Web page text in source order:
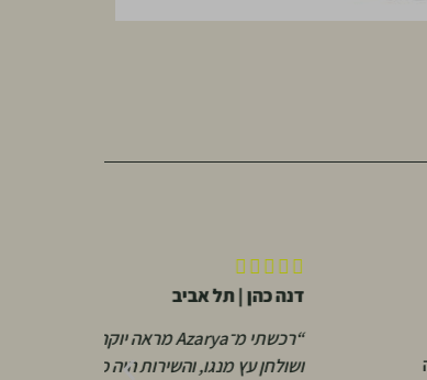


דנה כהן | תל אביב
“רכשתי מ־Azarya מראה יוקרתית
ושולחן עץ מנגו, והשירות היה פשוט